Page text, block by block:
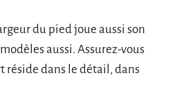
du pied joue aussi son
aussi. Assurez-vous
réside dans le détail, dans